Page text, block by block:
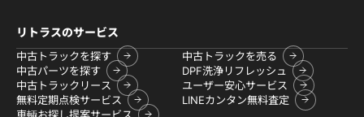
リトラスのサービス
中古トラックを探す
中古トラックを売る
中古パーツを探す
DPF洗浄リフレッシュ
中古トラックリース
ユーザー安心サービス
無料定期点検サービス
LINEカンタン無料査定